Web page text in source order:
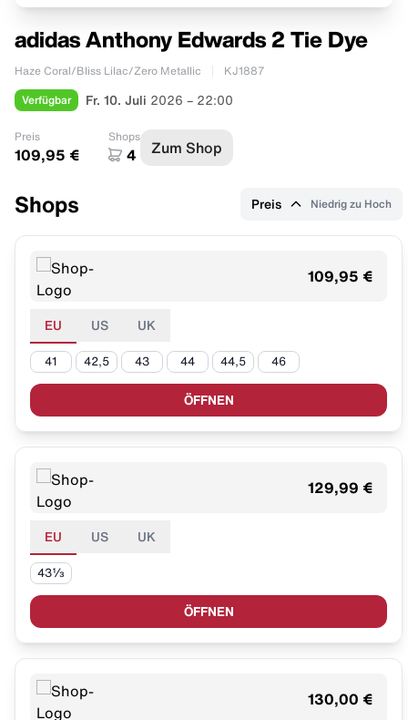
adidas Anthony Edwards 2 Tie Dye
Haze Coral/Bliss Lilac/Zero Metallic KJ1887
Verfügbar Fr. 10. Juli 2026 – 22:00
Preis
109,95 €
Shops
4 Zum Shop
Shops Preis Niedrig zu Hoch
109,95 €
EU US UK
41 42,5 43 44 44,5 46
ÖFFNEN
129,99 €
EU US UK
43⅓
ÖFFNEN
130,00 €